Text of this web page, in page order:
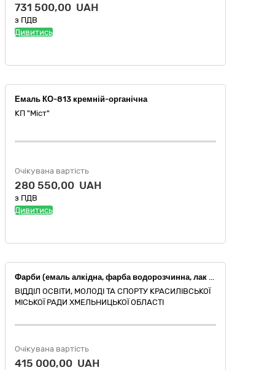
731 500,00 UAH
з ПДВ
Дивитись
Емаль КО-813 кремній-органічна
КП "Міст"
Очікувана вартість
280 550,00 UAH
з ПДВ
Дивитись
Фарби (емаль алкідна, фарба водорозчинна, лак яхтовий, розчинник)
ВІДДІЛ ОСВІТИ, МОЛОДІ ТА СПОРТУ КРАСИЛІВСЬКОЇ
МІСЬКОЇ РАДИ ХМЕЛЬНИЦЬКОЇ ОБЛАСТІ
Очікувана вартість
415 000,00 UAH